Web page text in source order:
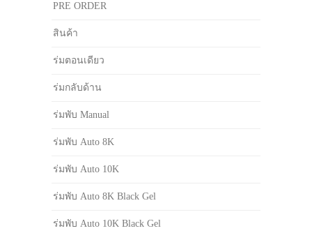
PRE ORDER
สินค้า
ร่มตอนเดียว
ร่มกลับด้าน
ร่มพับ Manual
ร่มพับ Auto 8K
ร่มพับ Auto 10K
ร่มพับ Auto 8K Black Gel
ร่มพับ Auto 10K Black Gel